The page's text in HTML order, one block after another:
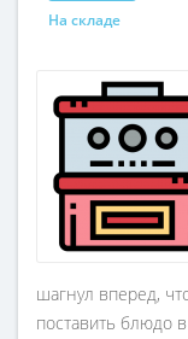
На складе
шагнул вперед,
поставить блюдо